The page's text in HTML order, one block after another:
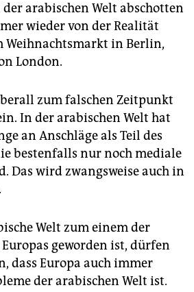
arabischen Welt abschotten
wieder von der Realität
Weihnachtsmarkt in Berlin,
London.
zum falschen Zeitpunkt
In der arabischen Welt hat
an Anschläge als Teil des
bestenfalls nur noch mediale
Das wird zwangsweise auch in
Welt zum einem der
geworden ist, dürfen
dass Europa auch immer
der arabischen Welt ist.